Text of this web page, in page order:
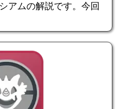
アムの解説です。今回